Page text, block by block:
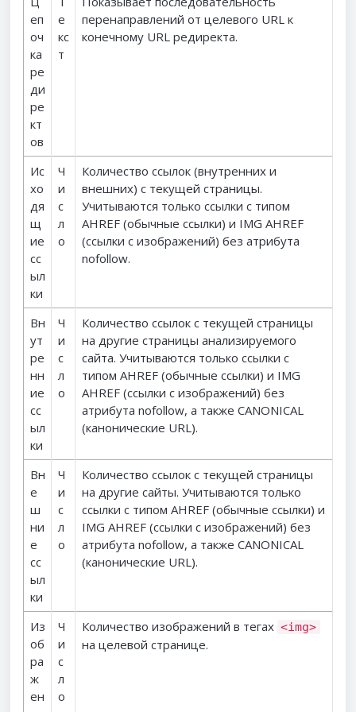
еп
оч
ка
ре
ди
ре
кт
ов
е
кс
т
перенаправлений от целевого URL к
конечному URL редиректа.
Ис
хо
дя
щ
ие
сс
ыл
ки
Ч
и
с
л
о
Количество ссылок (внутренних и
внешних) с текущей страницы.
Учитываются только ссылки с типом
AHREF (обычные ссылки) и IMG AHREF
(ссылки с изображений) без атрибута
nofollow.
Вн
ут
ре
нн
ие
сс
ыл
ки
Ч
и
с
л
о
Количество ссылок с текущей страницы
на другие страницы анализируемого
сайта. Учитываются только ссылки с
типом AHREF (обычные ссылки) и IMG
AHREF (ссылки с изображений) без
атрибута nofollow, а также CANONICAL
(канонические URL).
Вн
е
ш
ни
е
сс
ыл
ки
Ч
и
с
л
о
Количество ссылок с текущей страницы
на другие сайты. Учитываются только
ссылки с типом AHREF (обычные ссылки) и
IMG AHREF (ссылки с изображений) без
атрибута nofollow, а также CANONICAL
(канонические URL).
Из
об
ра
ж
ен
Ч
и
с
л
о
Количество изображений в тегах <img>
на целевой странице.